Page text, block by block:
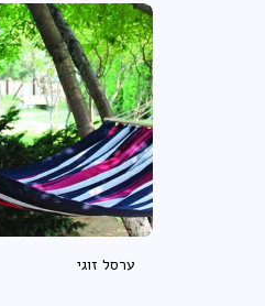
ערסל זוגי